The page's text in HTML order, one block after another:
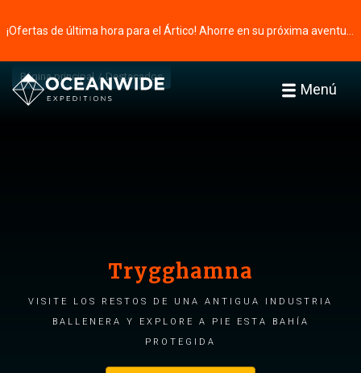
Menú
Página principal Destacados
Trygghamna
Visite los restos de una antigua industria
ballenera y explore a pie esta bahía
protegida